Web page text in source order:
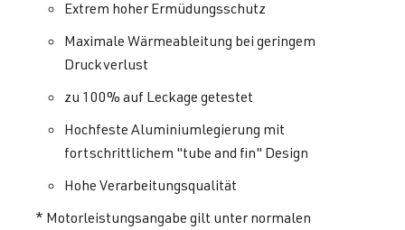
Extrem hoher Ermüdungsschutz
Maximale Wärmeableitung bei geringem
Druckverlust
zu 100% auf Leckage getestet
Hochfeste Aluminiumlegierung mit
fortschrittlichem "tube and fin" Design
Hohe Verarbeitungsqualität
* Motorleistungsangabe gilt unter normalen